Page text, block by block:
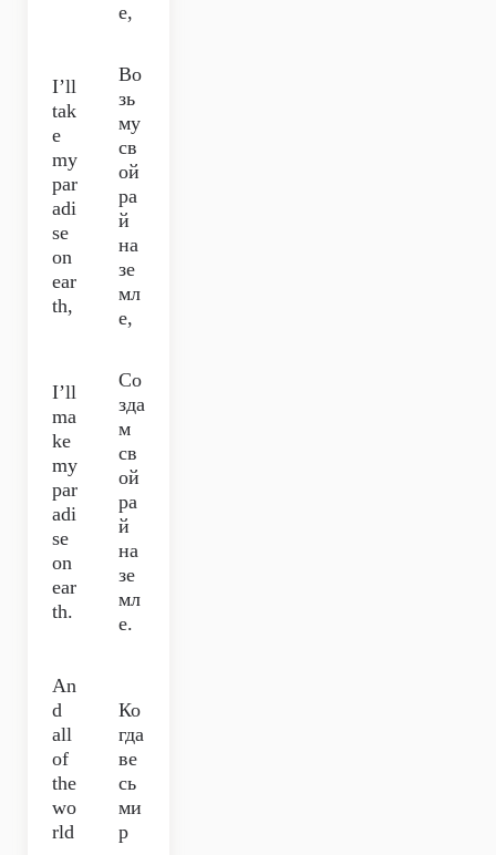
е,
I’ll
tak
e
my
par
adi
se
on
ear
th,
Во
зь
му
св
ой
ра
й
на
зе
мл
е,
I’ll
ma
ke
my
par
adi
se
on
ear
th.
Со
зда
м
св
ой
ра
й
на
зе
мл
е.
An
d
all
of
the
wo
rld
Ко
гда
ве
сь
ми
р